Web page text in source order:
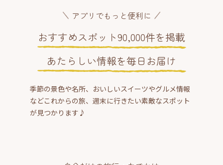
アプリでもっと便利に
おすすめスポット90,000件を掲載
あたらしい情報を毎日お届け
季節の景色や名所、おいしいスイーツやグルメ情報
などこれからの旅、週末に行きたい素敵なスポット
が見つかります♪